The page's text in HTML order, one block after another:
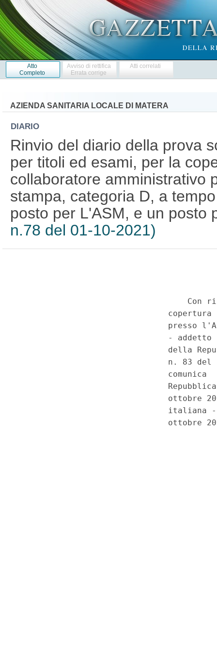
Atto
Completo
Avviso di rettifica
Errata corrige
Atti correlati
AZIENDA SANITARIA LOCALE DI MATERA
DIARIO
Rinvio del diario della prova
per titoli ed esami, per la
collaboratore amministrativo
stampa, categoria D, a
posto per L'ASM, e un posto
n.78 del 01-10-2021)